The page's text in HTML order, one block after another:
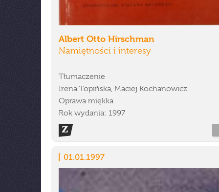
Albert Otto Hirschman
Namiętności i interesy
Tłumaczenie
Irena Topińska, Maciej Kochanowicz
Oprawa miękka
Rok wydania: 1997
01.01.1997